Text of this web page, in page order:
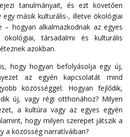
tanulmányait, és ezt követően
másik kulturális-, illetve ökológiai
– hogyan alkalmazkodnak az egyes
társadalmi és kulturális
azokban.
hogy hogyan befolyásolja egy új,
az egyén kapcsolatát mind
közösséggel: Hogyan fejlődik,
új, vagy régi otthonához? Milyen
a kultúra vagy az egyes egyén
hogy milyen szerepet játszik a
a közösség narratíváiban?